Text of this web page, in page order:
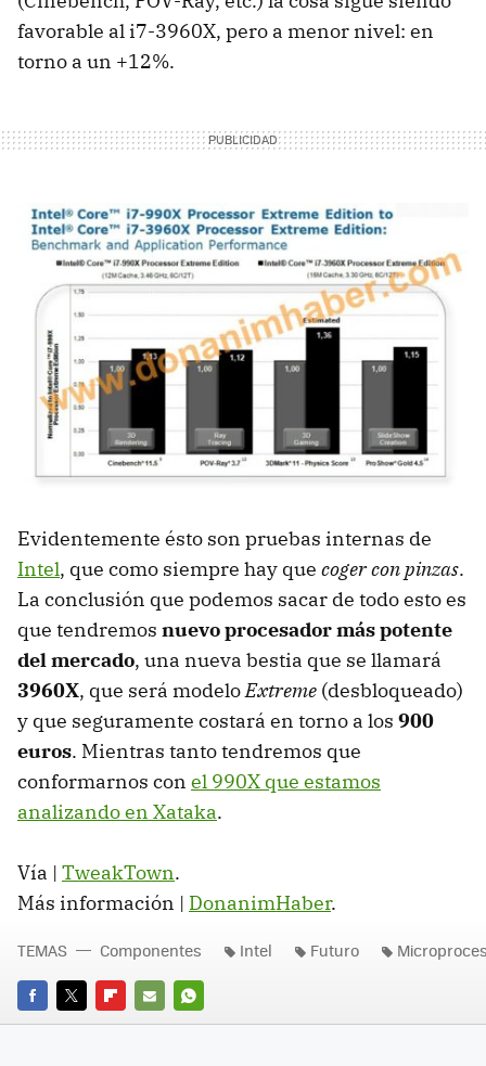
favorable al i7-3960X, pero a menor nivel: en
torno a un +12%.
Evidentemente ésto son pruebas internas de
Intel, que como siempre hay que coger con pinzas.
La conclusión que podemos sacar de todo esto es
que tendremos nuevo procesador más potente
del mercado, una nueva bestia que se llamará
3960X, que será modeloExtreme (desbloqueado)
y que seguramente costará en torno a los 900
euros. Mientras tanto tendremos que
conformarnos con el 990X que estamos
analizando en Xataka.
Vía | TweakTown.
Más información | DonanimHaber.
FACEBOOK
TWITTERFLIPBOARD
E-
WHATSAPP
TEMAS Componentes Intel Futuro